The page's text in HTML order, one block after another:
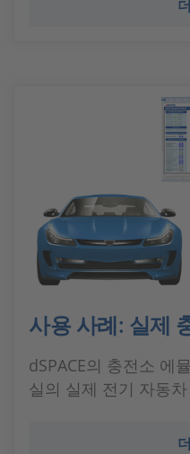
사용 사례: 실제
dSPACE의 충전소 에
실의 실제 전기 자동